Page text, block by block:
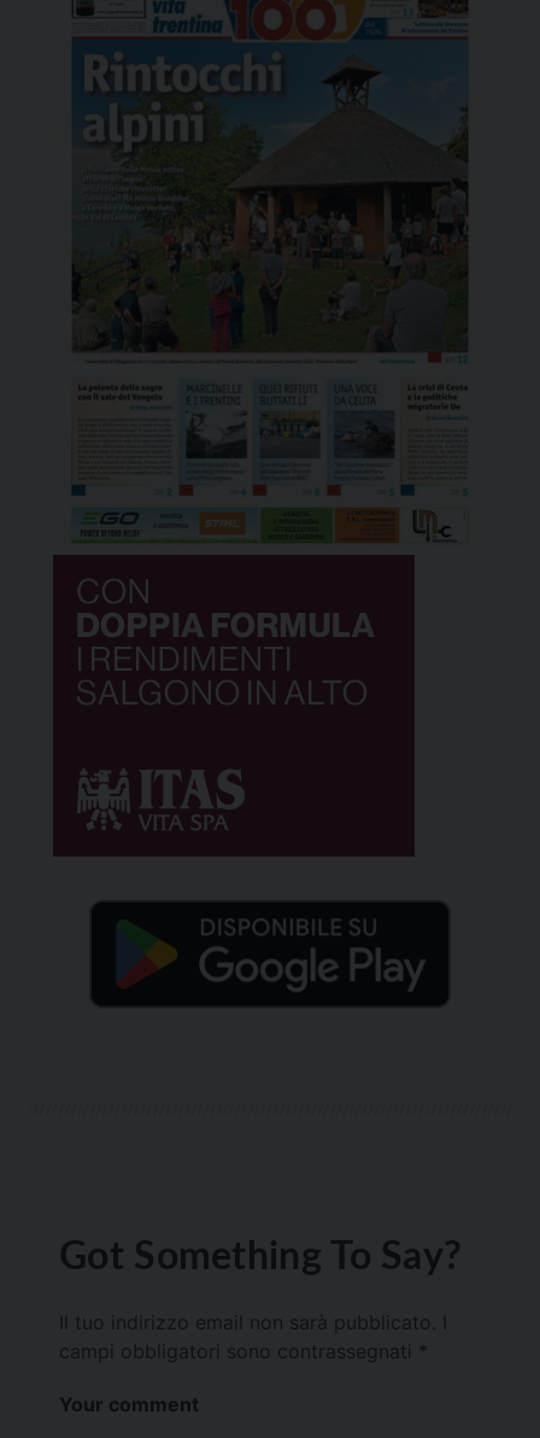
Got Something To Say?
Il tuo indirizzo email non sarà pubblicato.
campi obbligatori sono contrassegnati *
Your comment